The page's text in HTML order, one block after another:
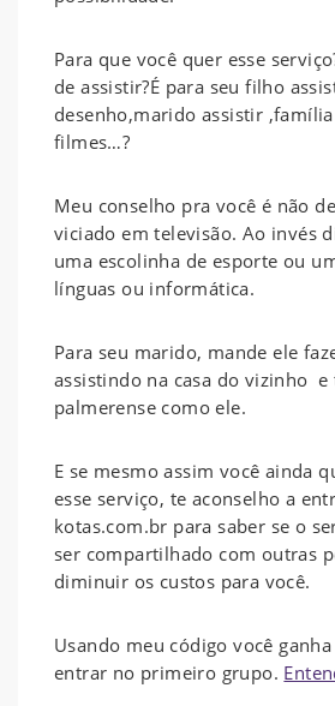
Para que você quer esse
de assistir?É para seu filho
desenho,marido assistir
filmes…?
Meu conselho pra você é não
viciado em televisão. Ao invés
uma escolinha de esporte ou
línguas ou informática.
Para seu marido, mande ele
assistindo na casa do vizinho e
palmerense como ele.
E se mesmo assim você ainda
esse serviço, te aconselho a
kotas.com.br para saber se o
ser compartilhado com outras
diminuir os custos para você.
Usando meu código você
entrar no primeiro grupo.